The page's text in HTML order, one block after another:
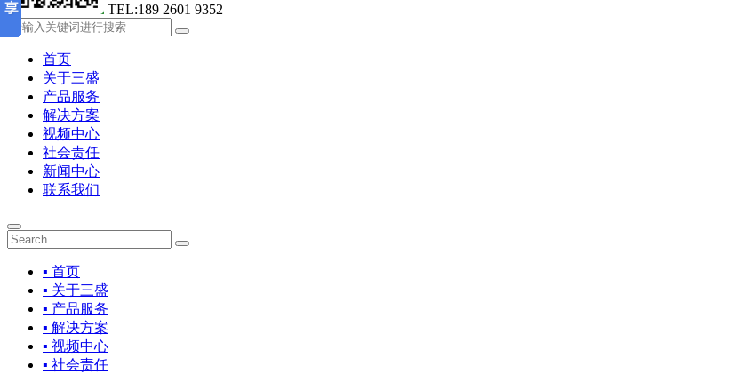
TEL:189 2601 9352
首页
关于三盛
产品服务
解决方案
视频中心
社会责任
新闻中心
联系我们
▪ 首页
▪ 关于三盛
▪ 产品服务
▪ 解决方案
▪ 视频中心
▪ 社会责任